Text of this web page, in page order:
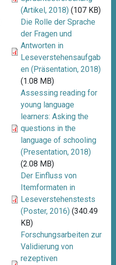
(Artikel, 2018) (107 KB)
Die Rolle der Sprache
der Fragen und
Antworten in
Leseverstehensaufgab
en (Präsentation, 2018)
(1.08 MB)
Assessing reading for
young language
learners: Asking the
questions in the
language of schooling
(Presentation, 2018)
(2.08 MB)
Der Einfluss von
Itemformaten in
Leseverstehenstests
(Poster, 2016) (340.49
KB)
Forschungsarbeiten zur
Validierung von
rezeptiven